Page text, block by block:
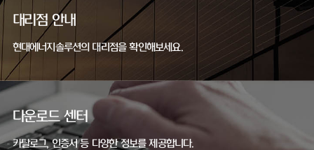
대리점 안내
현대에너지솔루션의 대리점을 확인해보세요.
다운로드 센터
카탈로그, 인증서 등 다양한 정보를 제공합니다.